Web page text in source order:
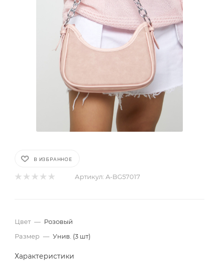
В ИЗБРАННОЕ
Артикул: A-BG57017
Цвет — Розовый
Размер — Унив. (3 шт)
Характеристики